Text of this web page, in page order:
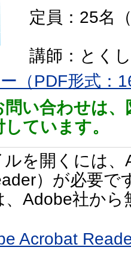
定員：25名
講師：とく
（PDF形式：
い合わせは、
ています。
を開くには
）が必要で
Adobe社か
Acrobat